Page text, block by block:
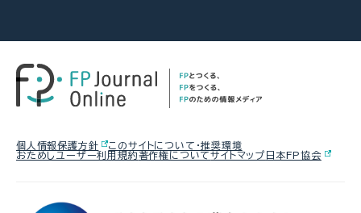
2026.08.03
熱中症や水辺の事故……夏のアク
シデントに民間保険は使えるの
2026.07.30
マンション関連法の改正で決議ルー
ルが大幅変更
FPトレンドウォッチ 2026.07.28
飛行機搭乗時の新ルール
したい！老後資金は大丈夫？
FPトレンドウォッチ
個人情報保護方針
このサイトについて・推奨環境
おためしユーザー利用規約著作権についてサイトマップ 日本FP協会